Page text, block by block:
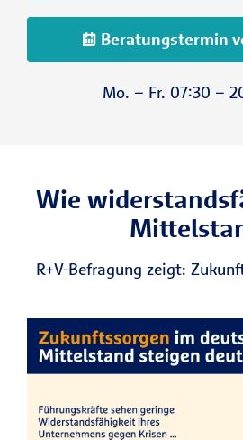
Beratungstermin
Mo. – Fr. 07:30 –
Wie
R+V-Befragung zeigt: